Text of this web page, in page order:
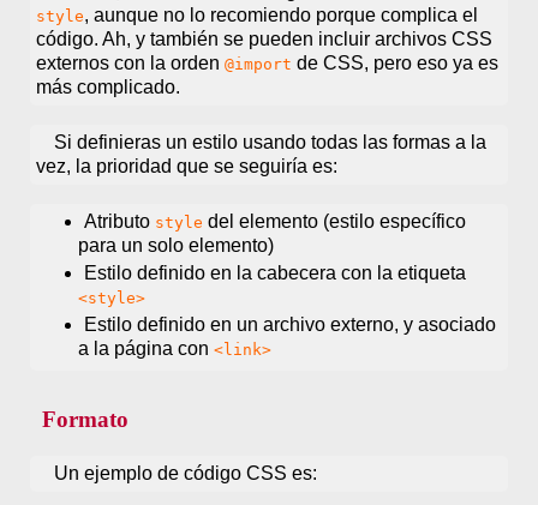
style, aunque no lo recomiendo porque complica el
código. Ah, y también se pueden incluir archivos CSS
externos con la orden @import de CSS, pero eso ya es
más complicado.
Si definieras un estilo usando todas las formas a la
vez, la prioridad que se seguiría es:
Atributo style del elemento (estilo específico
para un solo elemento)
Estilo definido en la cabecera con la etiqueta
<style>
Estilo definido en un archivo externo, y asociado
a la página con <link>
Formato
Un ejemplo de código CSS es: